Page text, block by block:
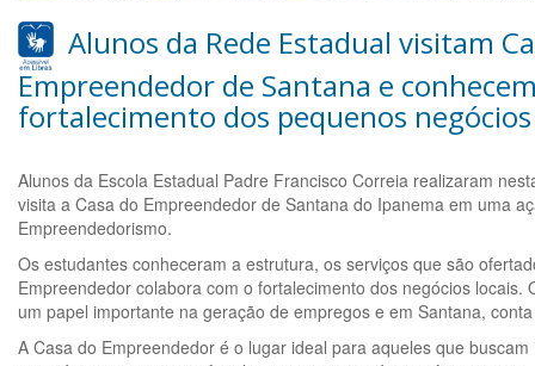
Alunos da Rede Estadual visitam
Empreendedor de Santana e
fortalecimento dos pequenos negócios
Alunos da Escola Estadual Padre Francisco Correia realizaram
visita a Casa do Empreendedor de Santana do Ipanema em uma
Empreendedorismo.
Os estudantes conheceram a estrutura, os serviços que são
Empreendedor colabora com o fortalecimento dos negócios locais.
um papel importante na geração de empregos e em Santana,
A Casa do Empreendedor é o lugar ideal para aqueles que